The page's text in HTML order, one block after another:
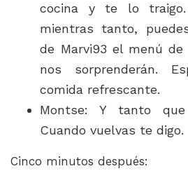
cocina y te lo
mientras tanto,
de Marvi93 el menú
nos sorprenderán.
comida refrescante.
Montse: Y tanto
Cuando vuelvas te digo.
Cinco minutos después: